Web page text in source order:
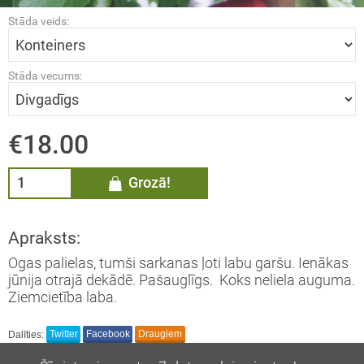
Stāda veids:
Stāda vecums:
€18.00
Grozā!
Apraksts:
Ogas palielas, tumši sarkanas ļoti labu garšu. Ienākas
jūnija otrajā dekādē. Pašauglīgs. Koks neliela auguma.
Ziemcietība laba.
Dalīties: Twitter Facebook Draugiem
/ Sorbus
/ Vaccinium
/ Thuja